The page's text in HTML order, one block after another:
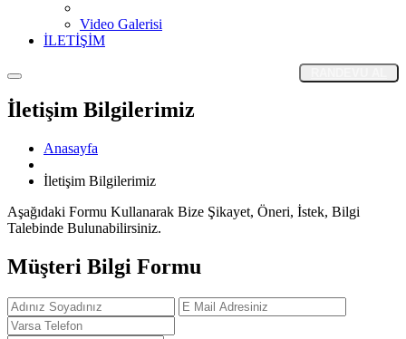
Video Galerisi
İLETİŞİM
İletişim Bilgilerimiz
Anasayfa
İletişim Bilgilerimiz
Aşağıdaki Formu Kullanarak Bize Şikayet, Öneri, İstek, Bilgi
Talebinde Bulunabilirsiniz.
Müşteri Bilgi Formu